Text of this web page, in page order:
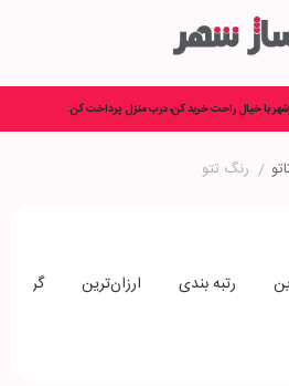
با خیال راحت خرید کن، درب منزل پرداخت کن.
/ رنگ تتو
رتبه بندی ارزان‌ترین